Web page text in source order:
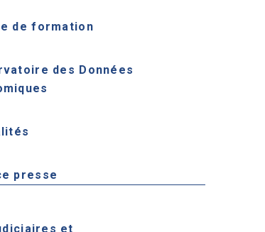
de formation
des Données
presse
et